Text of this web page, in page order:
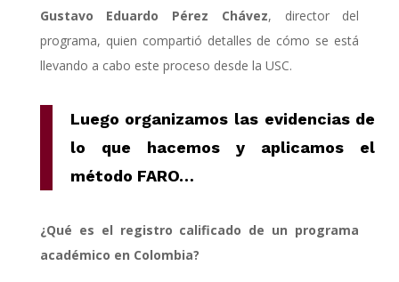
Gustavo Eduardo Pérez Chávez, director del
programa, quien compartió detalles de cómo se está
llevando a cabo este proceso desde la USC.
Luego organizamos las evidencias de
lo que hacemos y aplicamos el
método FARO…
¿Qué es el registro calificado de un programa
académico en Colombia?